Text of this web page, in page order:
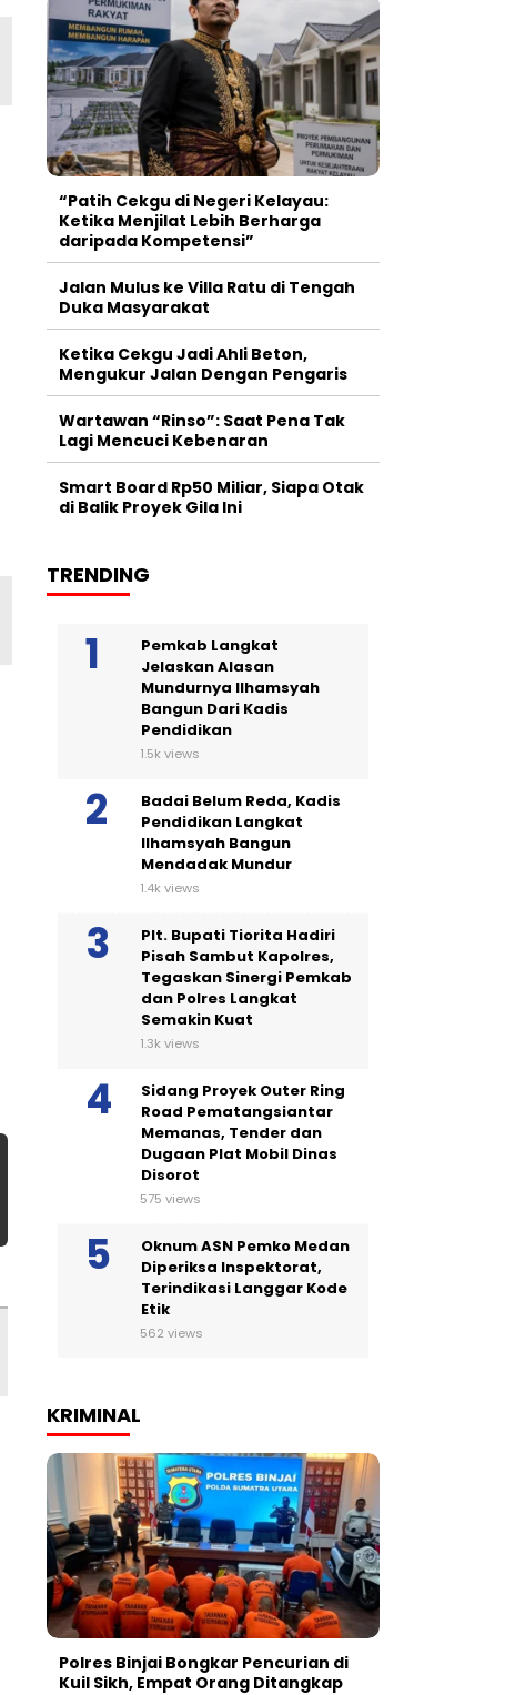
“Patih Cekgu di Negeri Kelayau:
Ketika Menjilat Lebih Berharga
daripada Kompetensi”
Jalan Mulus ke Villa Ratu di Tengah
Duka Masyarakat
Ketika Cekgu Jadi Ahli Beton,
Mengukur Jalan Dengan Pengaris
Wartawan “Rinso”: Saat Pena Tak
Lagi Mencuci Kebenaran
Smart Board Rp50 Miliar, Siapa Otak
di Balik Proyek Gila Ini
TRENDING
Pemkab Langkat
Jelaskan Alasan
Mundurnya Ilhamsyah
Bangun Dari Kadis
Pendidikan
1.5k views
Badai Belum Reda, Kadis
Pendidikan Langkat
Ilhamsyah Bangun
Mendadak Mundur
1.4k views
Plt. Bupati Tiorita Hadiri
Pisah Sambut Kapolres,
Tegaskan Sinergi Pemkab
dan Polres Langkat
Semakin Kuat
1.3k views
Sidang Proyek Outer Ring
Road Pematangsiantar
Memanas, Tender dan
Dugaan Plat Mobil Dinas
Disorot
575 views
Oknum ASN Pemko Medan
Diperiksa Inspektorat,
Terindikasi Langgar Kode
Etik
562 views
KRIMINAL
Polres Binjai Bongkar Pencurian di
Kuil Sikh, Empat Orang Ditangkap